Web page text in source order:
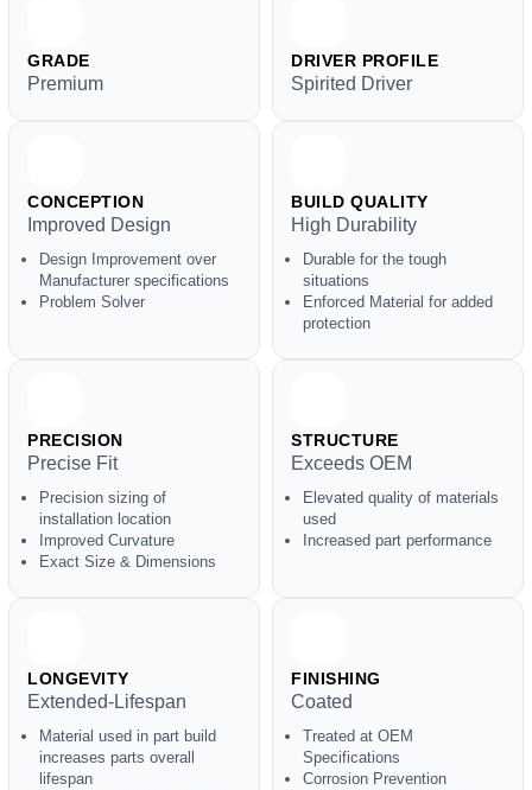
GRADE
Premium
DRIVER PROFILE
Spirited Driver
CONCEPTION
Improved Design
Design Improvement over
Manufacturer specifications
Problem Solver
BUILD QUALITY
High Durability
Durable for the tough
situations
Enforced Material for added
protection
PRECISION
Precise Fit
Precision sizing of
installation location
Improved Curvature
Exact Size & Dimensions
STRUCTURE
Exceeds OEM
Elevated quality of materials
used
Increased part performance
LONGEVITY
Extended-Lifespan
Material used in part build
increases parts overall
lifespan
FINISHING
Coated
Treated at OEM
Specifications
Corrosion Prevention